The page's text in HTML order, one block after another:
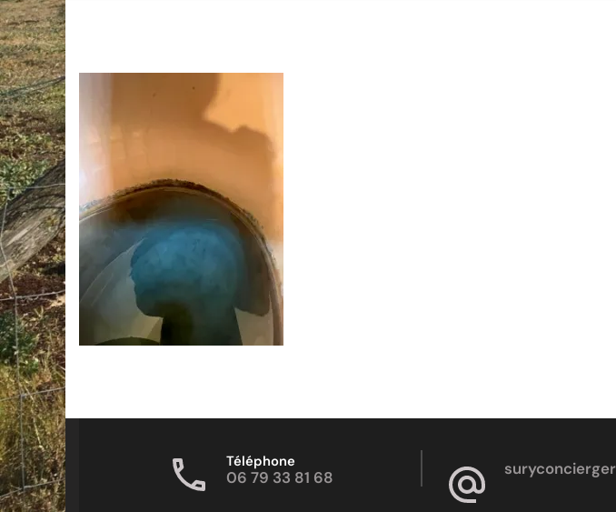
Téléphone
06 79 33 81 68